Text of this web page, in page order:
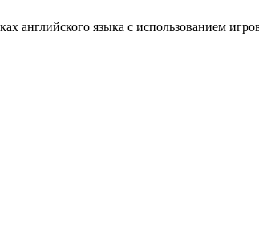
английского языка с использованием